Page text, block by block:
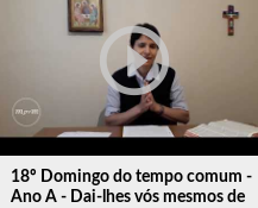
play_circle_outline
18º Domingo do tempo comum -
Ano A - Dai-lhes vós mesmos de